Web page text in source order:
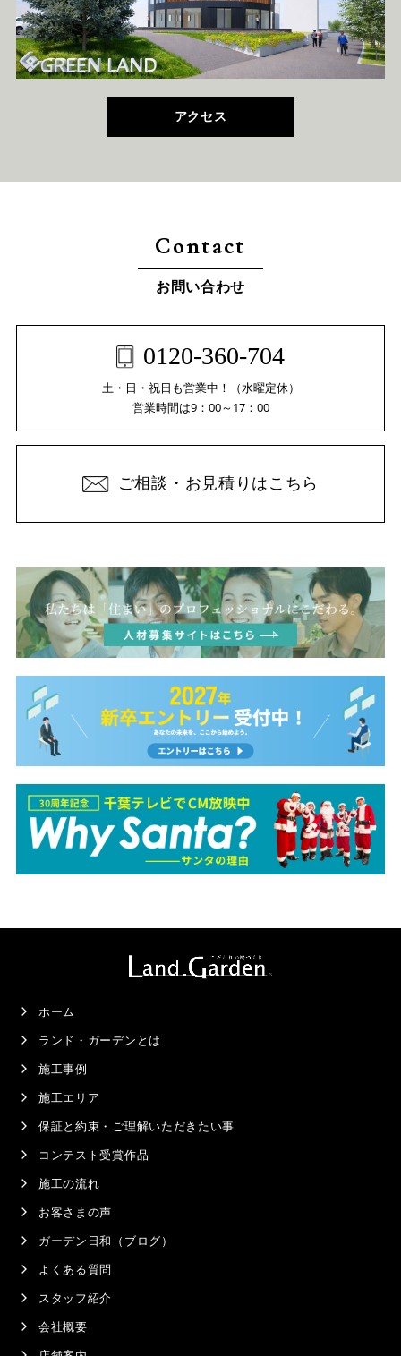
アクセス
Contact
お問い合わせ
0120-360-704
土・日・祝日も営業中！（水曜定休）
営業時間は9：00～17：00
ご相談・お見積りはこちら
ホーム
ランド・ガーデンとは
施工事例
施工エリア
保証と約束・ご理解いただきたい事
コンテスト受賞作品
施工の流れ
お客さまの声
ガーデン日和（ブログ）
よくある質問
スタッフ紹介
会社概要